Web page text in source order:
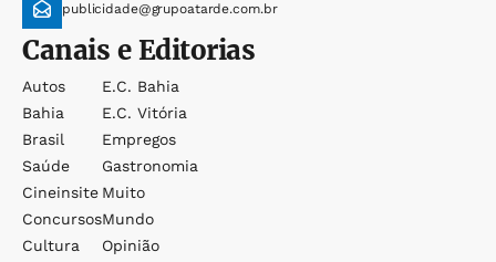
publicidade@grupoatarde.com.br
Canais e Editorias
Autos
Bahia
Brasil
Saúde
Cineinsite
Concursos
Cultura
E.c. Bahia
E.c. Vitória
Empregos
Gastronomia
Muito
Mundo
Opinião